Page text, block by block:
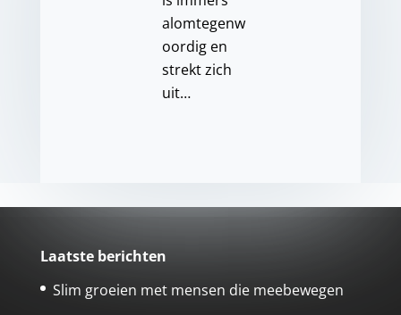
alomtegenw
oordig en
strekt zich
uit…
Laatste berichten
Slim groeien met mensen die meebewegen